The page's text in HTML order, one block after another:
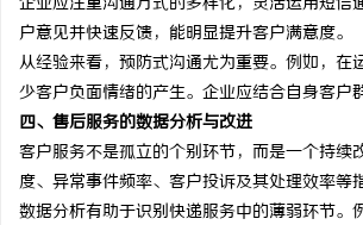
企业应注重沟通方式的多样化，灵活运用短
户意见并快速反馈，能明显提升客户满意度。
从经验来看，预防式沟通尤为重要。例如，
少客户负面情绪的产生。企业应结合自身客
四、售后服务的数据分析与改进
客户服务不是孤立的个别环节，而是一个持
度、异常事件频率、客户投诉及其处理效率等
数据分析有助于识别快递服务中的薄弱环节